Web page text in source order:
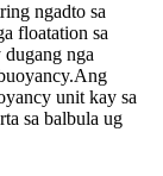
ngadto sa
floatation sa
nga
unit kay sa
sa balbula ug